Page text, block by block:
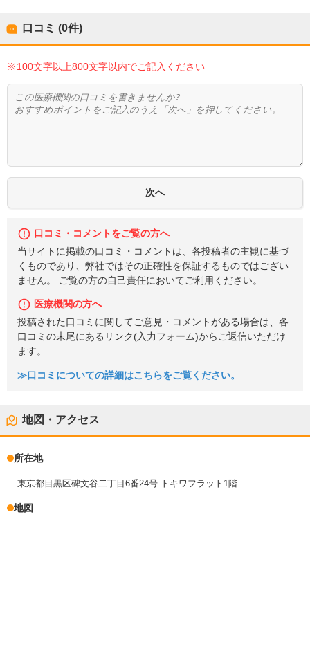
口コミ (0件)
※100文字以上800文字以内でご記入ください
口コミ・コメントをご覧の方へ
当サイトに掲載の口コミ・コメントは、各投稿者の主観に基づ
くものであり、弊社ではその正確性を保証するものではござい
ません。 ご覧の方の自己責任においてご利用ください。
医療機関の方へ
投稿された口コミに関してご意見・コメントがある場合は、各
口コミの末尾にあるリンク(入力フォーム)からご返信いただけ
ます。
≫口コミについての詳細はこちらをご覧ください。
地図・アクセス
所在地
東京都目黒区碑文谷二丁目6番24号 トキワフラット1階
地図